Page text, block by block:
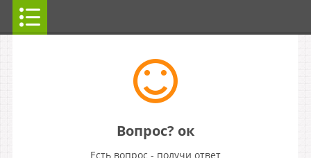
Вопрос? ок
Есть вопрос - получи ответ